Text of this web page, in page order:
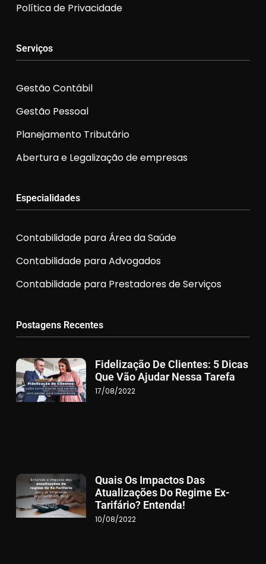
Política de Privacidade
Serviços
Gestão Contábil
Gestão Pessoal
Planejamento Tributário
Abertura e Legalização de empresas
Especialidades
Contabilidade para Área da Saúde
Contabilidade para Advogados
Contabilidade para Prestadores de Serviços
Postagens Recentes
Fidelização De Clientes: 5 Dicas
Que Vão Ajudar Nessa Tarefa
17/08/2022
Quais Os Impactos Das
Atualizações Do Regime Ex-
Tarifário? Entenda!
10/08/2022